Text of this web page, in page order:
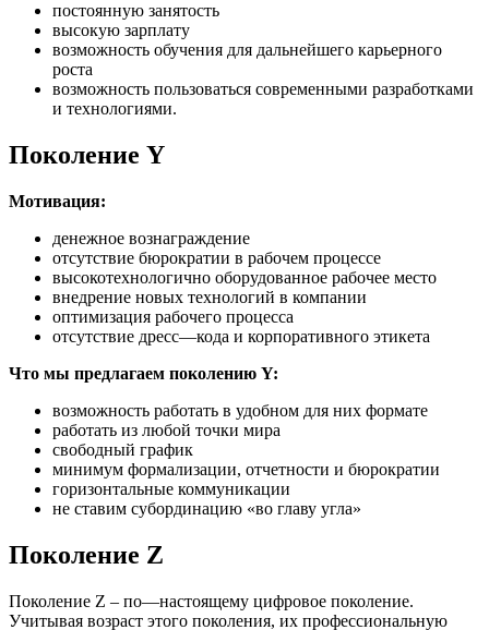
постоянную занятость
высокую зарплату
возможность обучения для дальнейшего карьерного
роста
возможность пользоваться современными разработками
и технологиями.
Поколение Y
Мотивация:
денежное вознаграждение
отсутствие бюрократии в рабочем процессе
высокотехнологично оборудованное рабочее место
внедрение новых технологий в компании
оптимизация рабочего процесса
отсутствие дресс—кода и корпоративного этикета
Что мы предлагаем поколению Y:
возможность работать в удобном для них формате
работать из любой точки мира
свободный график
минимум формализации, отчетности и бюрократии
горизонтальные коммуникации
не ставим субординацию «во главу угла»
Поколение Z
Поколение Z – по—настоящему цифровое поколение.
Учитывая возраст этого поколения, их профессиональную